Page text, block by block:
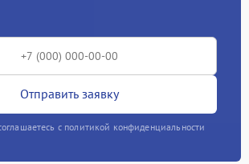
Отправить заявку
с политикой конфиденциальности